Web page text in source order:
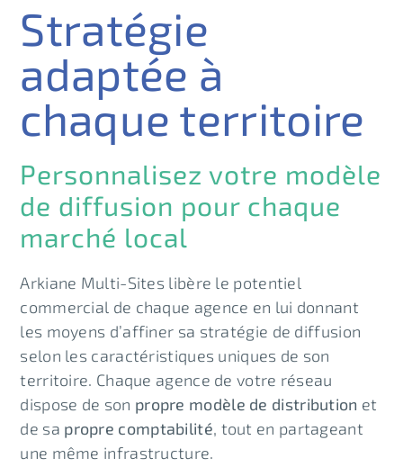
Stratégie
adaptée à
chaque territoire
Personnalisez votre modèle
de diffusion pour chaque
marché local
Arkiane Multi-Sites libère le potentiel
commercial de chaque agence en lui donnant
les moyens d’affiner sa stratégie de diffusion
selon les caractéristiques uniques de son
territoire. Chaque agence de votre réseau
dispose de son propre modèle de distribution et
de sa propre comptabilité, tout en partageant
une même infrastructure.